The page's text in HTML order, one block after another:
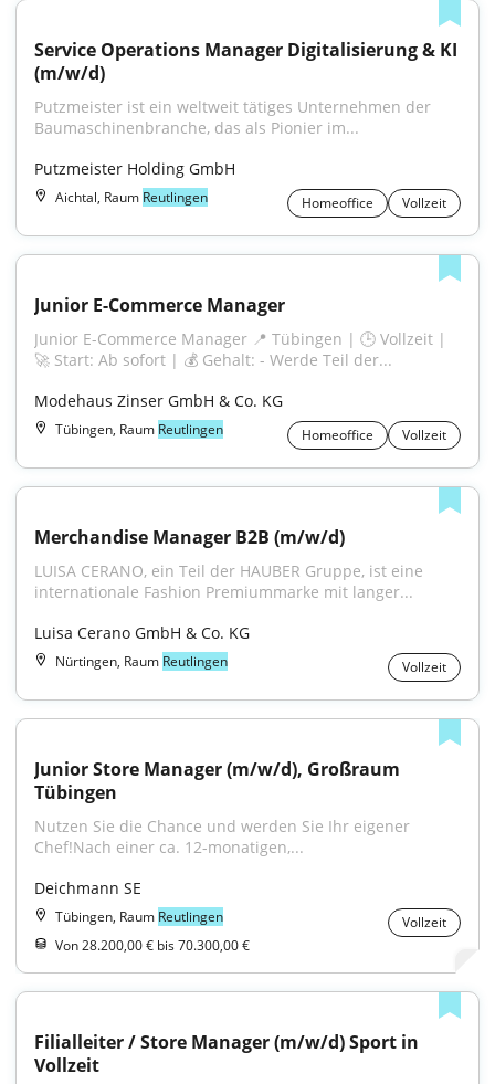
Service Operations Manager Digitalisierung & KI
(m/w/d)
Putzmeister ist ein weltweit tätiges Unternehmen der
Baumaschinenbranche, das als Pionier im...
Putzmeister Holding GmbH
Aichtal, Raum Reutlingen Homeoffice Vollzeit
Junior E-Commerce Manager
Junior E-Commerce Manager 📍 Tübingen | 🕒 Vollzeit |
🚀 Start: Ab sofort | 💰 Gehalt: - Werde Teil der...
Modehaus Zinser GmbH & Co. KG
Tübingen, Raum Reutlingen Homeoffice Vollzeit
Merchandise Manager B2B (m/w/d)
LUISA CERANO, ein Teil der HAUBER Gruppe, ist eine
internationale Fashion Premiummarke mit langer...
Luisa Cerano GmbH & Co. KG
Nürtingen, Raum Reutlingen Vollzeit
Junior Store Manager (m/w/d), Großraum
Tübingen
Nutzen Sie die Chance und werden Sie Ihr eigener
Chef!Nach einer ca. 12-monatigen,...
Deichmann SE
Tübingen, Raum Reutlingen
Vollzeit
Von 28.200,00 € bis 70.300,00 €
Filialleiter / Store Manager (m/w/d) Sport in
Vollzeit